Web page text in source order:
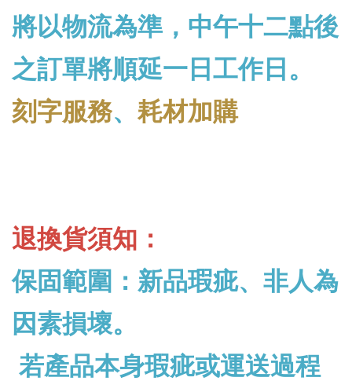
將以物流為準，中午十二點後
之訂單將順延一日工作日。
刻字服務、 耗材加購
退換貨須知：
保固範圍：新品瑕疵、非人為
因素損壞。
若產品本身瑕疵或運送過程